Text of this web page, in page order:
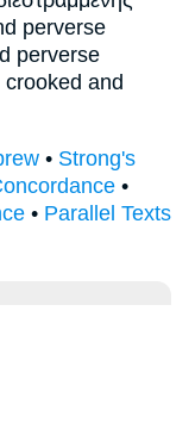
perverse
perverse
crooked and
• Strong's
•
• Parallel Texts